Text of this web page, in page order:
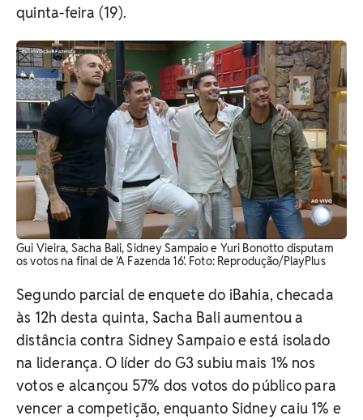
quinta-feira (19).
Gui Vieira, Sacha Bali, Sidney Sampaio e Yuri Bonotto disputam
os votos na final de 'A Fazenda 16'. ​Foto: Reprodução/PlayPlus
Segundo parcial de enquete do iBahia, checada
às 12h desta quinta, Sacha Bali aumentou a
distância contra Sidney Sampaio e está isolado
na liderança. O líder do G3 subiu mais 1% nos
votos e alcançou 57% dos votos do público para
vencer a competição, enquanto Sidney caiu 1% e